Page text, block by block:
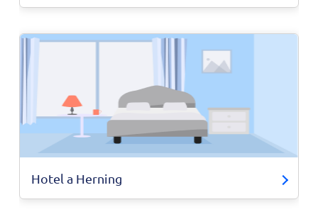
Hotel a Herning